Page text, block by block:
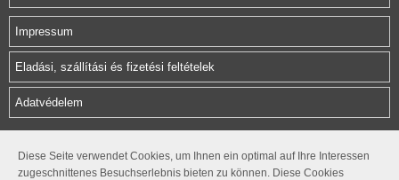
Diese Seite verwendet Cookies, um Ihnen ein optimal auf Ihre Interessen
zugeschnittenes Besuchserlebnis bieten zu können. Diese Cookies
Impressum
Eladási, szállítási és fizetési feltételek
Adatvédelem
Rétifarkas u. 10.